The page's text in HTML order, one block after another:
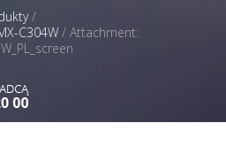
/
C304W / Attachment: